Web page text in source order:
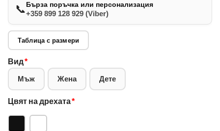
📞Бърза поръчка или персонализация
+359 899 128 929 (Viber)
Таблица с размери
Вид*
Мъж Жена Дете
Цвят на дрехата*